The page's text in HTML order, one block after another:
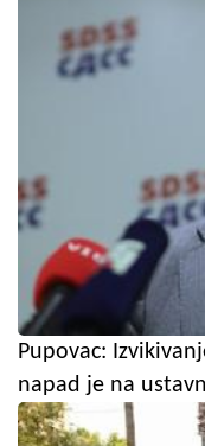
Pupovac:
napad je na